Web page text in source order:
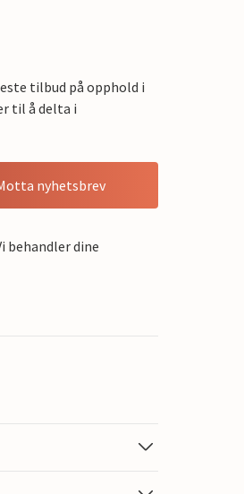
tilbud på opphold i
til å delta i
nyhetsbrev
behandler dine